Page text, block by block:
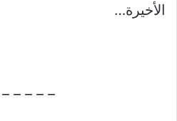
الأخيرة…
– – – –